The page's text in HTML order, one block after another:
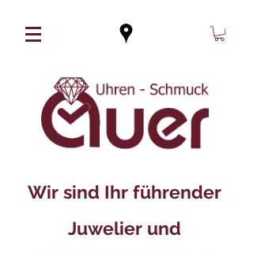
Wir sind Ihr führender
Juwelier und